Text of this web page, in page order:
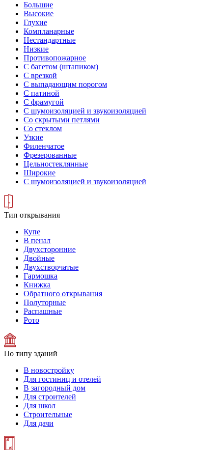
Большие
Высокие
Глухие
Компланарные
Нестандартные
Низкие
Противопожарное
С багетом (штапиком)
С врезкой
С выпадающим порогом
С патиной
С фрамугой
С шумоизоляцией и звукоизоляцией
Со скрытыми петлями
Со стеклом
Узкие
Филенчатое
Фрезерованные
Цельностеклянные
Широкие
С шумоизоляцией и звукоизоляцией
Тип открывания
Купе
В пенал
Двухсторонние
Двойные
Двухстворчатые
Гармошка
Книжка
Обратного открывания
Полуторные
Распашные
Рото
По типу зданий
В новостройку
Для гостиниц и отелей
В загородный дом
Для строителей
Для школ
Строительные
Для дачи